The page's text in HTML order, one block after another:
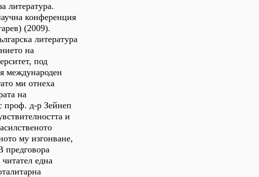
литература.
конференция
(2009).
литература
на
под
международен
ми отнеха
на
проф. д-р Зейнеп
и
му изгонване,
предговора
една